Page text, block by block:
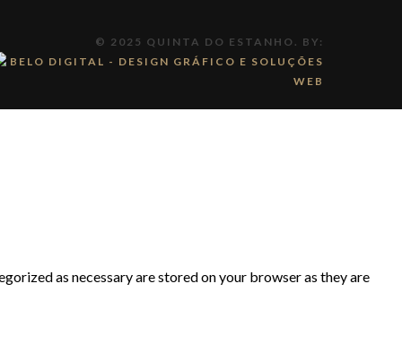
© 2025 QUINTA DO ESTANHO. BY:
as necessary are stored on your browser as they are